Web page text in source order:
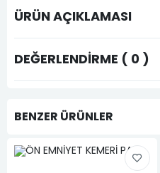
ÜRÜN AÇIKLAMASI
DEĞERLENDIRME ( 0 )
BENZER ÜRÜNLER